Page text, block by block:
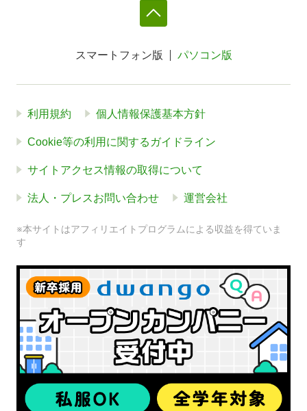
スマートフォン版 パソコン版
利用規約 個人情報保護基本方針
Cookie等の利用に関するガイドライン
サイトアクセス情報の取得について
法人・プレスお問い合わせ 運営会社
※本サイトはアフィリエイトプログラムによる収益を得ていま
す